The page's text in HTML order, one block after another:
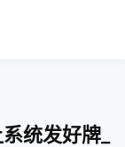
统发好牌_